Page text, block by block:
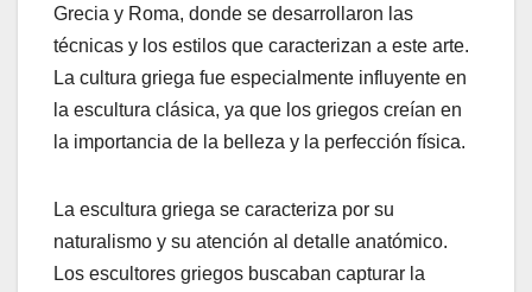
Grecia y Roma, donde se desarrollaron las
técnicas y los estilos que caracterizan a este arte.
La cultura griega fue especialmente influyente en
la escultura clásica, ya que los griegos creían en
la importancia de la belleza y la perfección física.
La escultura griega se caracteriza por su
naturalismo y su atención al detalle anatómico.
Los escultores griegos buscaban capturar la